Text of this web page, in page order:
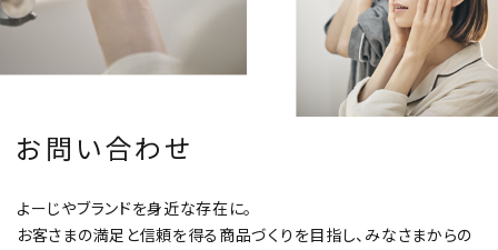
お問い合わせ
よーじやブランドを身近な存在に。
お客さまの満足と信頼を得る商品づくりを目指し、みなさまからの